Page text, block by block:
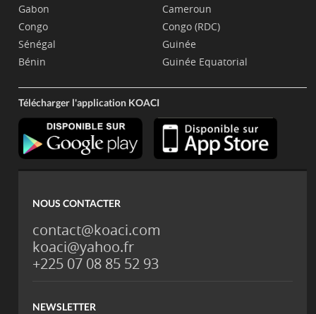
Gabon
Congo
Sénégal
Bénin
Cameroun
Congo (RDC)
Guinée
Guinée Equatorial
Télécharger l'application KOACI
NOUS CONTACTER
contact@koaci.com
koaci@yahoo.fr
+225 07 08 85 52 93
NEWSLETTER